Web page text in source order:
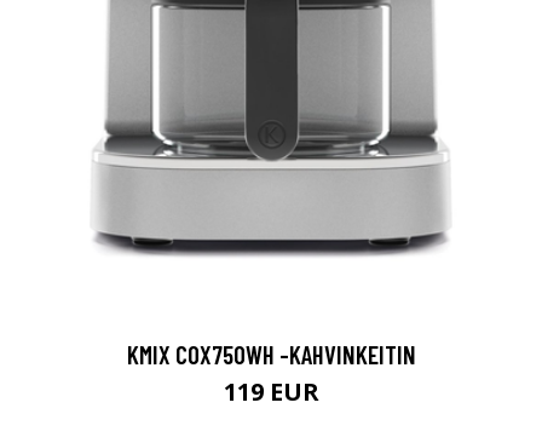
KMIX COX750WH -KAHVINKEITIN
119 EUR